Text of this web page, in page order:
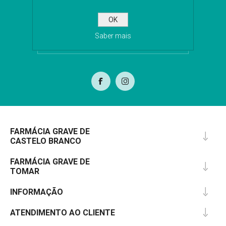
FARMÁCIA GRAVE DE
CASTELO BRANCO
FARMÁCIA GRAVE DE
TOMAR
INFORMAÇÃO
ATENDIMENTO AO CLIENTE
OK
Saber mais